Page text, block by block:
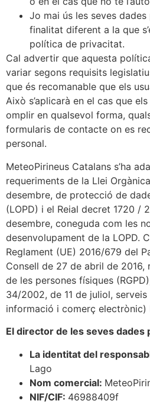
Jo mai ús les seves
finalitat diferent a la que
política de privacitat.
Cal advertir que aquesta
variar segons requisits
que és recomanable que els
Això s’aplicarà en el cas que
omplir en qualsevol forma,
formularis de contacte on es
personal.
MeteoPirineus Catalans s’ha
requeriments de la Llei
desembre, de protecció de
(LOPD) i el Reial decret 1720 /
desembre, coneguda com les
desenvolupament de la LOPD.
Reglament (UE) 2016/679 del
Consell de 27 de abril de
de les persones físiques
34/2002, de 11 de juliol,
informació i comerç electrònic)
El director de les seves dades
La identitat del
Lago
Nom comercial:
NIF/CIF: 46988409f